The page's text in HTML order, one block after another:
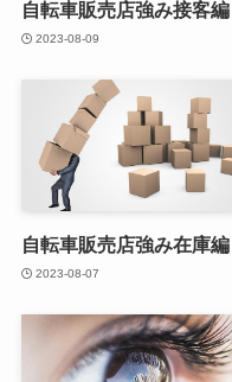
自転車販売店強み接客編
2023-08-09
自転車販売店強み在庫編
2023-08-07